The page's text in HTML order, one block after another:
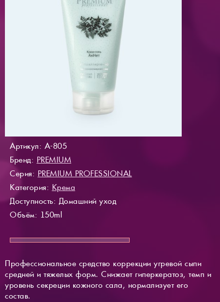
Артикул: A-805
Бренд: PREMIUM
Серия: PREMIUM PROFESSIONAL
Категория: Крема
Доступность: Домашний уход
Объём: 150ml
Профессиональное средство коррекции угревой сыпи
средней и тяжелых форм. Снижает гиперкератоз, темп и
уровень секреции кожного сала, нормализует его
состав.